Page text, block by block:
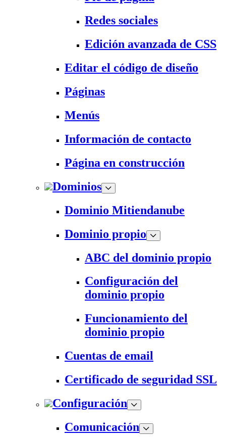
Redes sociales
Edición avanzada de CSS
Editar el código de diseño
Páginas
Menús
Información de contacto
Página en construcción
Dominios
Dominio Mitiendanube
Dominio propio
ABC del dominio propio
Configuración del
dominio propio
Funcionamiento del
dominio propio
Cuentas de email
Certificado de seguridad SSL
Configuración
Comunicación